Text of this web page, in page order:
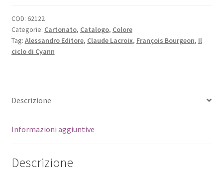
COD: 62122
Categorie: Cartonato, Catalogo, Colore
Tag: Alessandro Editore, Claude Lacroix, François Bourgeon, Il
ciclo di Cyann
Descrizione
Informazioni aggiuntive
Descrizione